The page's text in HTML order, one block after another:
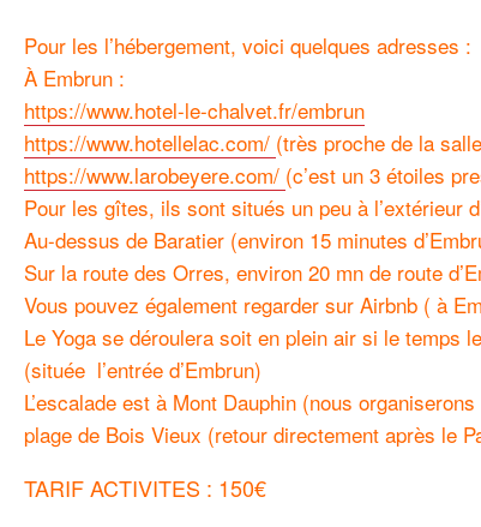
Pour les l’hébergement, voici quelques adresses :
À Embrun :
https://www.hotel-le-chalvet.fr/embrun
https://www.hotellelac.com/ (très proche de la
https://www.larobeyere.com/ (c’est un 3 étoiles
Pour les gîtes, ils sont situés un peu à l’extérieur
Au-dessus de Baratier (environ 15 minutes
Sur la route des Orres, environ 20 mn de route
Vous pouvez également regarder sur Airbnb ( à
Le Yoga se déroulera soit en plein air si le temps
(située l’entrée d’Embrun)
L’escalade est à Mont Dauphin (nous
plage de Bois Vieux (retour directement après le
TARIF ACTIVITES : 150€